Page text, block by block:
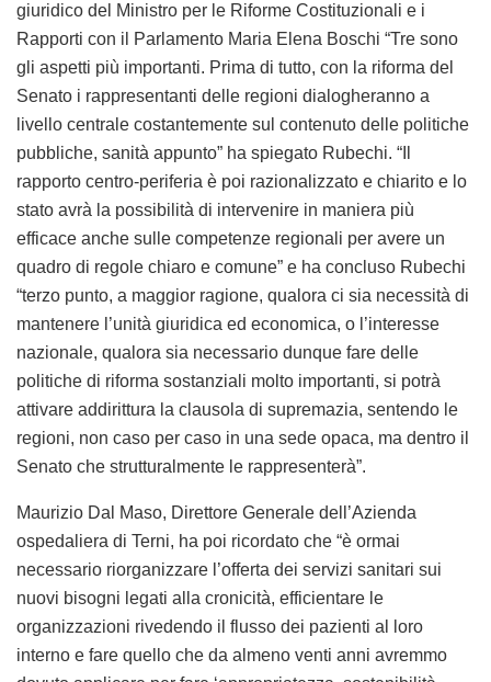
giuridico del Ministro per le Riforme Costituzionali e i
Rapporti con il Parlamento Maria Elena Boschi “Tre sono
gli aspetti più importanti. Prima di tutto, con la riforma del
Senato i rappresentanti delle regioni dialogheranno a
livello centrale costantemente sul contenuto delle politiche
pubbliche, sanità appunto” ha spiegato Rubechi. “Il
rapporto centro-periferia è poi razionalizzato e chiarito e lo
stato avrà la possibilità di intervenire in maniera più
efficace anche sulle competenze regionali per avere un
quadro di regole chiaro e comune” e ha concluso Rubechi
“terzo punto, a maggior ragione, qualora ci sia necessità di
mantenere l’unità giuridica ed economica, o l’interesse
nazionale, qualora sia necessario dunque fare delle
politiche di riforma sostanziali molto importanti, si potrà
attivare addirittura la clausola di supremazia, sentendo le
regioni, non caso per caso in una sede opaca, ma dentro il
Senato che strutturalmente le rappresenterà”.
Maurizio Dal Maso, Direttore Generale dell’Azienda
ospedaliera di Terni, ha poi ricordato che “è ormai
necessario riorganizzare l’offerta dei servizi sanitari sui
nuovi bisogni legati alla cronicità, efficientare le
organizzazioni rivedendo il flusso dei pazienti al loro
interno e fare quello che da almeno venti anni avremmo